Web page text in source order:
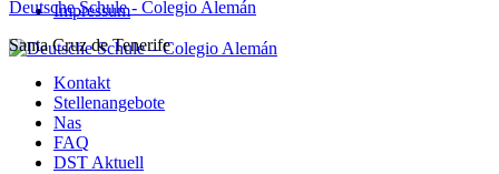
Impressum
Zum
springen
Deutsche Schule - Colegio Alemán
Santa Cruz de Tenerife
Kontakt
Stellenangebote
Nas
FAQ
DST Aktuell